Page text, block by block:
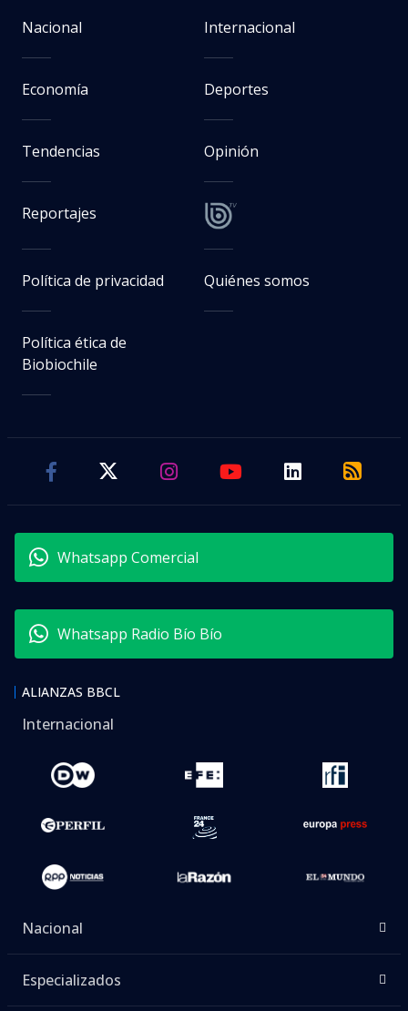
Nacional Internacional
Economía Deportes
Tendencias Opinión
Reportajes
Política de privacidad Quiénes somos
Política ética de
Biobiochile
Whatsapp Comercial
Whatsapp Radio Bío Bío
ALIANZAS BBCL
Internacional
Nacional
Especializados